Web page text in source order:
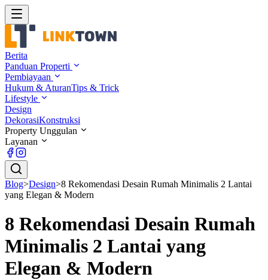
Berita
Panduan Properti
Pembiayaan
Hukum & AturanTips & Trick
Lifestyle
Design
DekorasiKonstruksi
Property Unggulan
Layanan
Blog>Design>8 Rekomendasi Desain Rumah Minimalis 2 Lantai
yang Elegan & Modern
8 Rekomendasi Desain Rumah
Minimalis 2 Lantai yang
Elegan & Modern